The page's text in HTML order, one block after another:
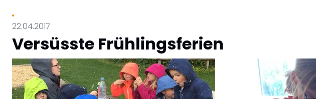
22.04.2017
Versüsste Frühlingsferien